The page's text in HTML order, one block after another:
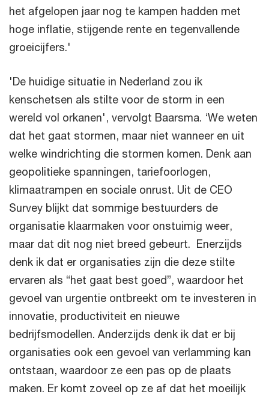
het afgelopen jaar nog te kampen hadden met
hoge inflatie, stijgende rente en tegenvallende
groeicijfers.'
'De huidige situatie in Nederland zou ik
kenschetsen als stilte voor de storm in een
wereld vol orkanen', vervolgt Baarsma. ‘We weten
dat het gaat stormen, maar niet wanneer en uit
welke windrichting die stormen komen. Denk aan
geopolitieke spanningen, tariefoorlogen,
klimaatrampen en sociale onrust. Uit de CEO
Survey blijkt dat sommige bestuurders de
organisatie klaarmaken voor onstuimig weer,
maar dat dit nog niet breed gebeurt. Enerzijds
denk ik dat er organisaties zijn die deze stilte
ervaren als “het gaat best goed”, waardoor het
gevoel van urgentie ontbreekt om te investeren in
innovatie, productiviteit en nieuwe
bedrijfsmodellen. Anderzijds denk ik dat er bij
organisaties ook een gevoel van verlamming kan
ontstaan, waardoor ze een pas op de plaats
maken. Er komt zoveel op ze af dat het moeilijk